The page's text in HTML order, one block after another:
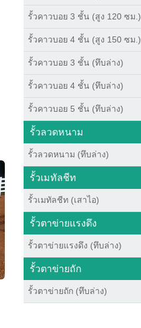
รั้วคาวบอย 3 ชั้น (สูง 120 ซม.)
รั้วคาวบอย 4 ชั้น (สูง 150 ซม.)
รั้วคาวบอย 3 ชั้น (ทึบล่าง)
รั้วคาวบอย 4 ชั้น (ทึบล่าง)
รั้วคาวบอย 5 ชั้น (ทึบล่าง)
รั้วลวดหนาม
รั้วลวดหนาม (ทึบล่าง)
รั้วเมทัลชีท
รั้วเมทัลชีท (เสาไอ)
รั้วตาข่ายแรงดึง
รั้วตาข่ายแรงดึง (ทึบล่าง)
รั้วตาข่ายถัก
รั้วตาข่ายถัก (ทึบล่าง)